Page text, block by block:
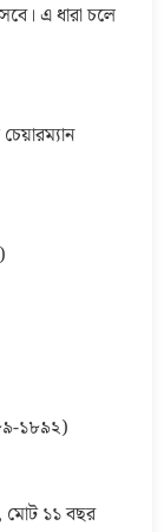
এ ধারা চলে
১৮৯২)
মোট ১১ বছর